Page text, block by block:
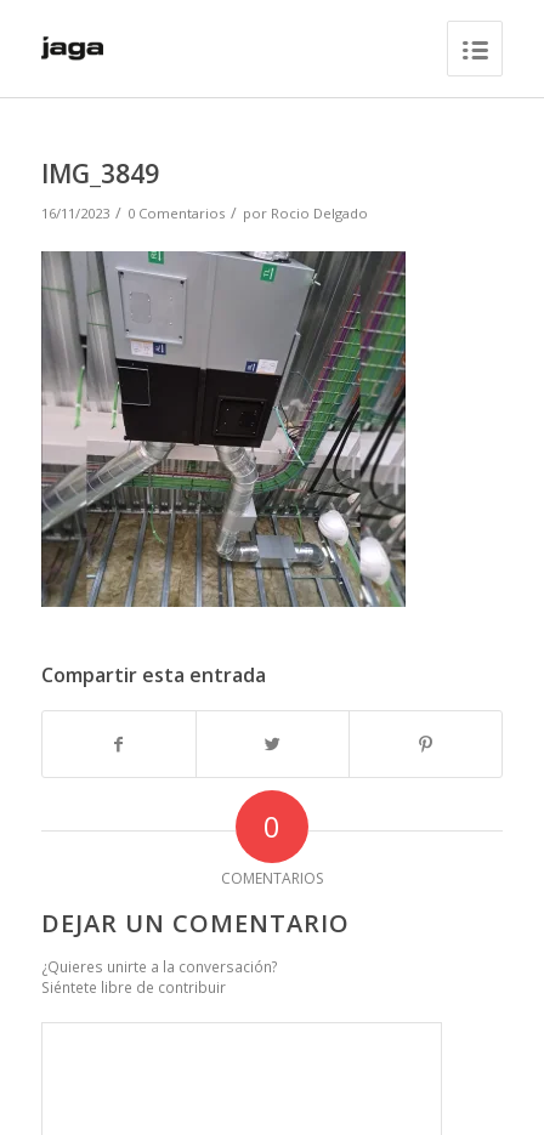
IMG_3849
16/11/2023 / 0 Comentarios / por Rocio Delgado
Compartir esta entrada
0
COMENTARIOS
DEJAR UN COMENTARIO
¿Quieres unirte a la conversación?
Siéntete libre de contribuir